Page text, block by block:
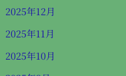
2025年12月
2025年11月
2025年10月